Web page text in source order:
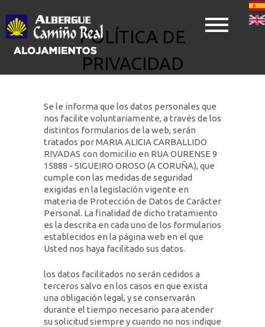
al
contenido
principal
POLÍTICA DE
PRIVACIDAD
Se le informa que los datos personales que
nos facilite voluntariamente, a través de los
distintos formularios de la web, serán
tratados por MARIA ALICIA CARBALLIDO
RIVADAS con domicilio en RUA OURENSE 9
15888 - SIGUEIRO OROSO (A CORUÑA), que
cumple con las medidas de seguridad
exigidas en la legislación vigente en
materia de Protección de Datos de Carácter
Personal. La finalidad de dicho tratamiento
es la descrita en cada uno de los formularios
establecidos en la página web en el que
Usted nos haya facilitado sus datos.
los datos facilitados no serán cedidos a
terceros salvo en los casos en que exista
una obligación legal, y se conservarán
durante el tiempo necesario para atender
su solicitud siempre y cuando no nos indique